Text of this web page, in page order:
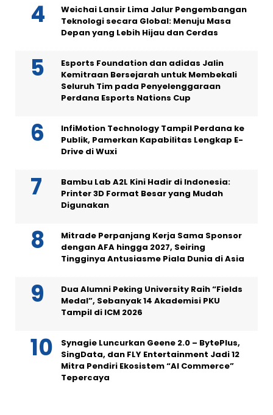
Weichai Lansir Lima Jalur Pengembangan
Teknologi secara Global: Menuju Masa
Depan yang Lebih Hijau dan Cerdas
Esports Foundation dan adidas Jalin
Kemitraan Bersejarah untuk Membekali
Seluruh Tim pada Penyelenggaraan
Perdana Esports Nations Cup
InfiMotion Technology Tampil Perdana ke
Publik, Pamerkan Kapabilitas Lengkap E-
Drive di Wuxi
Bambu Lab A2L Kini Hadir di Indonesia:
Printer 3D Format Besar yang Mudah
Digunakan
Mitrade Perpanjang Kerja Sama Sponsor
dengan AFA hingga 2027, Seiring
Tingginya Antusiasme Piala Dunia di Asia
Dua Alumni Peking University Raih “Fields
Medal”, Sebanyak 14 Akademisi PKU
Tampil di ICM 2026
Synagie Luncurkan Geene 2.0 – BytePlus,
SingData, dan FLY Entertainment Jadi 12
Mitra Pendiri Ekosistem “AI Commerce”
Tepercaya